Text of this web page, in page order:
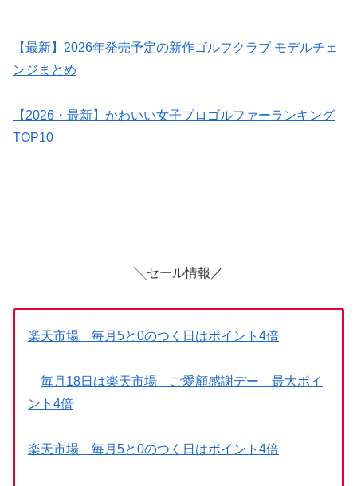
【最新】2026年発売予定の新作ゴルフクラブ モデルチェ
ンジまとめ
【2026・最新】かわいい女子プロゴルファーランキング
TOP10
╲セール情報／
楽天市場 毎月5と0のつく日はポイント4倍
毎月18日は楽天市場 ご愛顧感謝デー 最大ポイ
ント4倍
楽天市場 毎月5と0のつく日はポイント4倍